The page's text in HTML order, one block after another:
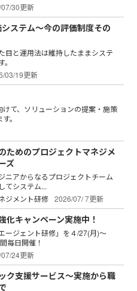
30更新
ステム～今の評価制度その
目と運用法は維持したままシステ
03/19更新
て、ソリューションの提案・施策
。
ためのプロジェクトマネジメ
ズ
ニアからなるプロジェクトチーム
てシステム...
ジメント研修 2026/07/ 7更新
化キャンペーン実施中！
ージェント研修」を４/27(月)～
毎日開催！
24更新
ク支援サービス～実施から職